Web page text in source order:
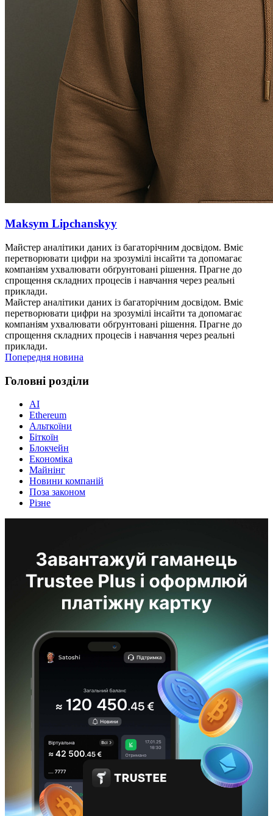
Maksym Lipchanskyy
Майстер аналітики даних із багаторічним досвідом. Вміє
перетворювати цифри на зрозумілі інсайти та допомагає
компаніям ухвалювати обґрунтовані рішення. Прагне до
спрощення складних процесів і навчання через реальні
приклади.
Майстер аналітики даних із багаторічним досвідом. Вміє
перетворювати цифри на зрозумілі інсайти та допомагає
компаніям ухвалювати обґрунтовані рішення. Прагне до
спрощення складних процесів і навчання через реальні
приклади.
Попередня новина
Головні розділи
AI
Ethereum
Альткоїни
Біткоїн
Блокчейн
Економіка
Майнінг
Новини компаній
Поза законом
Різне